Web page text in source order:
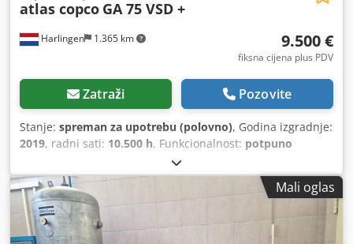
Harlingen 1.365 km
atlas copco GA 75 VSD +
9.500 €
fiksna cijena plus PDV
Zatraži Pozovite
Stanje: spreman za upotrebu (polovno), Godina izgradnje:
2019, radni sati: 10.500 h, Funkcionalnost: potpuno
, ukupna masa:898 kg
KS), protok volumena:476 m³/h, pritisak (max.):13 šipka,
tip hlađenja:zrak
Tipna pločica dostupna,
dokumentacija / priručnik
Mali oglas